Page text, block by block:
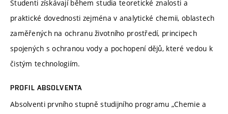
Studenti získávají během studia teoretické znalosti a
praktické dovednosti zejména v analytické chemii, oblastech
zaměřených na ochranu životního prostředí, principech
spojených s ochranou vody a pochopení dějů, které vedou k
čistým technologiím.
PROFIL ABSOLVENTA
Absolventi prvního stupně studijního programu „Chemie a